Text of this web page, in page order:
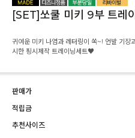
[SET]쏘쿨 미키 9부 트레
귀여운 미키 나염과 레터링이 쏙~! 언발 기장
시한 핑시제작 트레이닝세트♥
판매가
적립금
추천사이즈